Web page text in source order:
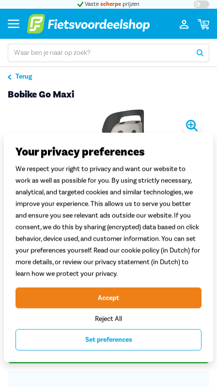
Vaste scherpe prijzen
Terug
Bobike Go Maxi
Welke kleur kies je?
Mintgroen
Lichtgrijs Zwart
Op voorraad bij leverancier
79,99
Plaats in winkelwagen
Your privacy preferences
We respect your right to privacy and want our website to
work as well as possible for you. By using strictly necessary,
analytical, and targeted cookies and similar technologies, we
improve your experience. This allows us to serve you better
and ensure you see relevant ads outside our website. If you
consent, we do this by sharing (encrypted) data based on click
behavior, device used, and customer information. You can set
your preferences yourself. Read our cookie policy (in Dutch) for
more details, or review our privacy statement (in Dutch) to
learn how we protect your privacy.
Reject All
Accept
Set preferences